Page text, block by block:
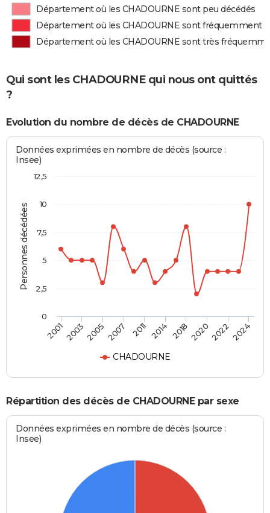
Département où les CHADOURNE sont peu décédés
Département où les CHADOURNE sont fréquemment
Département où les CHADOURNE sont très
Qui sont les CHADOURNE qui nous ont quittés
?
Evolution du nombre de décès de CHADOURNE
Personnes décédées
Données exprimées en nombre de décès (source :
Insee)
CHADOURNE
2001200320052007 2011 2014 2018202020222024
0
2,5
5
7,5
10
12,5
Répartition des décès de CHADOURNE par sexe
Données exprimées en nombre de décès (source :
Insee)